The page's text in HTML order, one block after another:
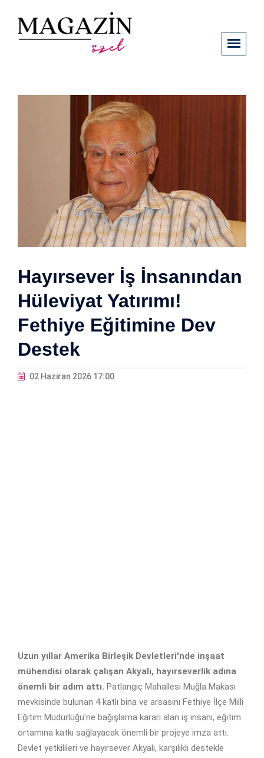
Hayırsever İş İnsanından
Hüleviyat Yatırımı!
Fethiye Eğitimine Dev
Destek
02 Haziran 2026 17:00
Uzun yıllar Amerika Birleşik Devletleri'nde inşaat
mühendisi olarak çalışan Akyalı, hayırseverlik adına
önemli bir adım attı. Patlangıç Mahallesi Muğla Makası
mevkisinde bulunan 4 katlı bina ve arsasını Fethiye İlçe Milli
Eğitim Müdürlüğü'ne bağışlama kararı alan iş insanı, eğitim
ortamına katkı sağlayacak önemli bir projeye imza attı.
Devlet yetkilileri ve hayırsever Akyalı, karşılıklı destekle